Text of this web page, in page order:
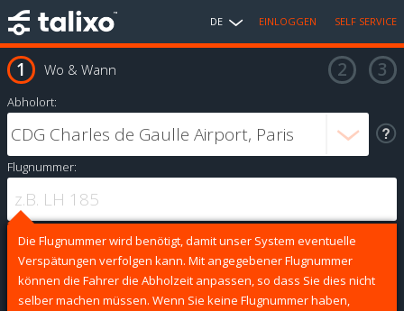
DE EINLOGGEN SELF SERVICE
Wo & Wann
Abholort:
Flugnummer:
Die Flugnummer wird benötigt, damit unser System eventuelle
Verspätungen verfolgen kann. Mit angegebener Flugnummer
können die Fahrer die Abholzeit anpassen, so dass Sie dies nicht
selber machen müssen. Wenn Sie keine Flugnummer haben,